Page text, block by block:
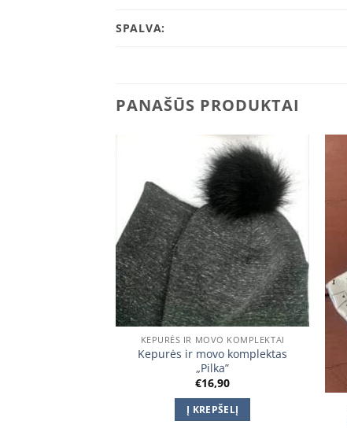
SPALVA:
PANAŠŪS PRODUKTAI
Add to
wishlist
KEPURĖS IR MOVO KOMPLEKTAI
Kepurės ir movo komplektas
„Pilka”
€16,90
Į KREPŠELĮ